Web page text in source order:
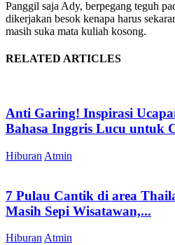
Panggil saja Ady, berpegang teguh
dikerjakan besok kenapa harus
masih suka mata kuliah kosong.
RELATED ARTICLES
Anti Garing! Inspirasi
Bahasa Inggris Lucu untuk
Hiburan Atmin
7 Pulau Cantik di area
Masih Sepi Wisatawan,...
Hiburan Atmin